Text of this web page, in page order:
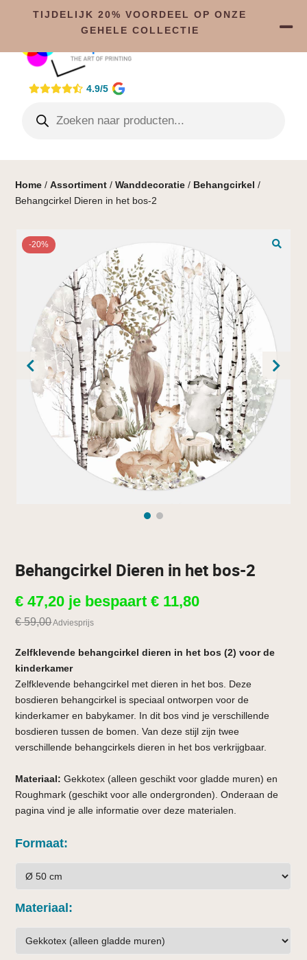
4.9/5
Home /Assortiment /Wanddecoratie / Behangcirkel /
Behangcirkel Dieren in het bos-2
-20%
Behangcirkel Dieren in het bos-2
€ 47,20 je bespaart€ 11,80
€59,00Adviesprijs
Zelfklevende behangcirkel dieren in het bos (2) voor de
kinderkamer
Zelfklevende behangcirkel met dieren in het bos. Deze
bosdieren behangcirkel is speciaal ontworpen voor de
kinderkamer en babykamer. In dit bos vind je verschillende
bosdieren tussen de bomen. Van deze stijl zijn twee
verschillende behangcirkels dieren in het bos verkrijgbaar.
Materiaal: Gekkotex (alleen geschikt voor gladde muren) en
Roughmark (geschikt voor alle ondergronden). Onderaan de
pagina vind je alle informatie over deze materialen.
Formaat
Materiaal
TIJDELIJK 20% VOORDEEL OP ONZE
GEHELE COLLECTIE